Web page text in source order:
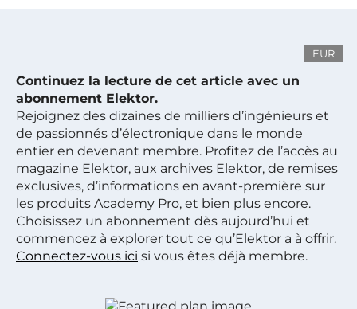
EUR
Continuez la lecture de cet article avec un
abonnement Elektor.
Rejoignez des dizaines de milliers d’ingénieurs et
de passionnés d’électronique dans le monde
entier en devenant membre. Profitez de l’accès au
magazine Elektor, aux archives Elektor, de remises
exclusives, d’informations en avant-première sur
les produits Academy Pro, et bien plus encore.
Choisissez un abonnement dès aujourd’hui et
commencez à explorer tout ce qu’Elektor a à offrir.
Connectez-vous ici si vous êtes déjà membre.